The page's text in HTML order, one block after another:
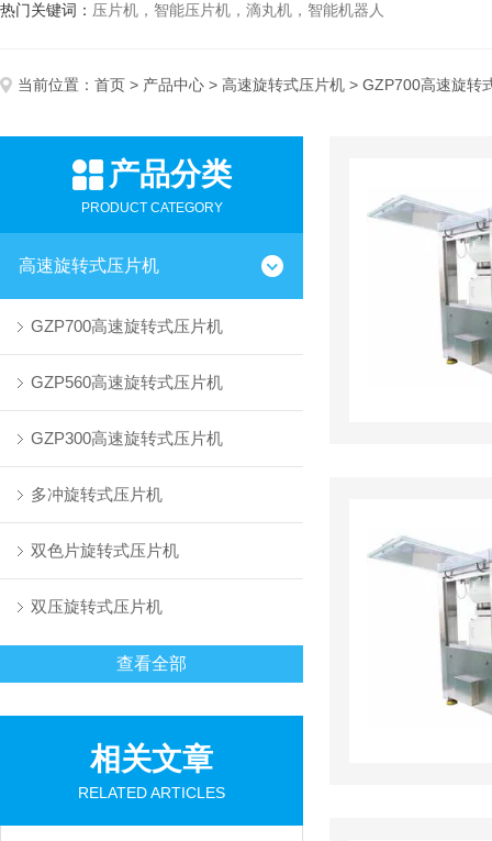
热门关键词： 压片机，智能压片机，滴丸机，智能机器人
当前位置： 首页 > 产品中心 > 高速旋转式压片机 > GZP700高速旋转
产品分类
PRODUCT CATEGORY
高速旋转式压片机
GZP700高速旋转式压片机
GZP560高速旋转式压片机
GZP300高速旋转式压片机
多冲旋转式压片机
双色片旋转式压片机
双压旋转式压片机
查看全部
相关文章
RELATED ARTICLES